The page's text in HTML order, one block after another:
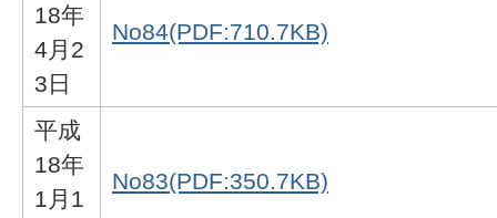
18年
4月2
3日
No84(PDF:710.7KB)
平成
18年
1月1
No83(PDF:350.7KB)